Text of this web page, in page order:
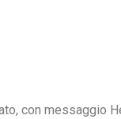
con messaggio